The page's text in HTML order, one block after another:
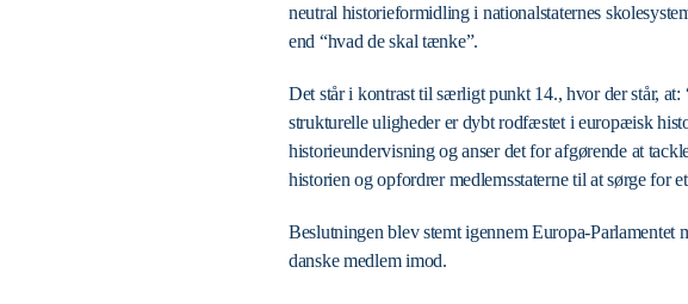
neutral historieformidling i nationalstaternes
end “hvad de skal tænke”.
Det står i kontrast til særligt punkt 14., hvor der står, at:
strukturelle uligheder er dybt rodfæstet i europæisk
historieundervisning og anser det for afgørende at
historien og opfordrer medlemsstaterne til at sørge for
Beslutningen blev stemt igennem Europa-Parlamentet
danske medlem imod.